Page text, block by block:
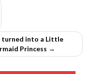
turned into a Little
Princess →